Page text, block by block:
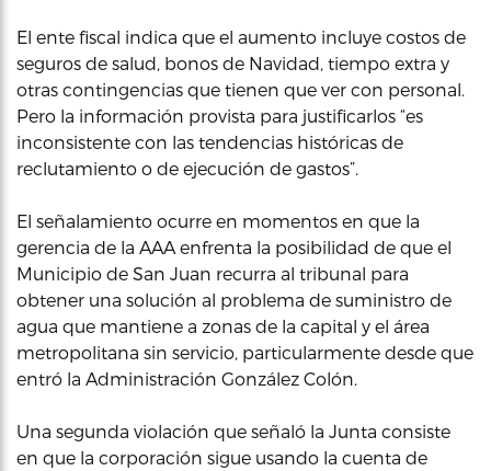
El ente fiscal indica que el aumento incluye costos de
seguros de salud, bonos de Navidad, tiempo extra y
otras contingencias que tienen que ver con personal.
Pero la información provista para justificarlos “es
inconsistente con las tendencias históricas de
reclutamiento o de ejecución de gastos”.
El señalamiento ocurre en momentos en que la
gerencia de la AAA enfrenta la posibilidad de que el
Municipio de San Juan recurra al tribunal para
obtener una solución al problema de suministro de
agua que mantiene a zonas de la capital y el área
metropolitana sin servicio, particularmente desde que
entró la Administración González Colón.
Una segunda violación que señaló la Junta consiste
en que la corporación sigue usando la cuenta de